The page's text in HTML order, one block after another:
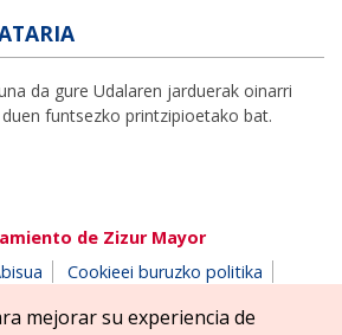
da gure Udalaren jarduerak oinarri
funtsezko printzipioetako bat.
de Zizur Mayor
Cookieei buruzko politika
Salaketen postontzia
mejorar su experiencia de